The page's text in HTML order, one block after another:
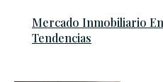
Mercado Inmobiliario
Tendencias